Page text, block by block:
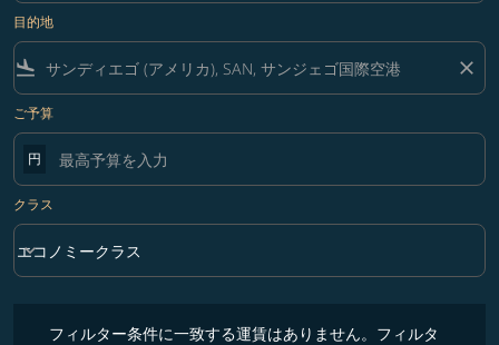
目的地
flight_land close
ご予算
円
クラス
クラス option エコノミークラス Selected
エコノミークラス
keyboard_arrow_down
フィルター条件に一致する運賃はありません。フィルタ